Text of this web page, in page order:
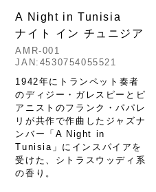
A Night in Tunisia
ナイト イン チュニジア
AMR-001
JAN:4530754055521
1942年にトランペット奏者
のディジー・ガレスピーとピ
アニストのフランク・パパレ
リが共作で作曲したジャズナ
ンバー「A Night in
Tunisia」にインスパイアを
受けた、シトラスウッディ系
の香り。